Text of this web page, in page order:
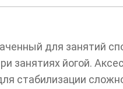
для занятий
занятиях йогой.
стабилизации